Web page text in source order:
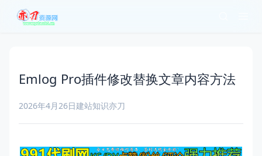
Emlog Pro插件修改替换文章内容方法
2026年4月26日建站知识亦刀